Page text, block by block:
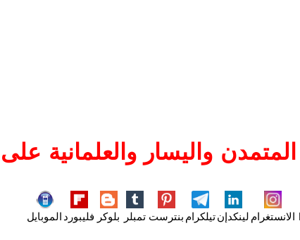
واليسار والعلمانية على
الانستغرام لينكدإنتيلكرام بنترست تمبلر بلوكر فليبورد الموبايل